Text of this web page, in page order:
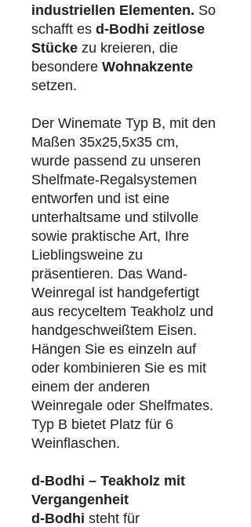
industriellen Elementen. So
schafft es d-Bodhi zeitlose
Stücke zu kreieren, die
besondere Wohnakzente
setzen.
Der Winemate Typ B, mit den
Maßen 35x25,5x35 cm,
wurde passend zu unseren
Shelfmate-Regalsystemen
entworfen und ist eine
unterhaltsame und stilvolle
sowie praktische Art, Ihre
Lieblingsweine zu
präsentieren. Das Wand-
Weinregal ist handgefertigt
aus recyceltem Teakholz und
handgeschweißtem Eisen.
Hängen Sie es einzeln auf
oder kombinieren Sie es mit
einem der anderen
Weinregale oder Shelfmates.
Typ B bietet Platz für 6
Weinflaschen.
d-Bodhi – Teakholz mit
Vergangenheit
d-Bodhi steht für